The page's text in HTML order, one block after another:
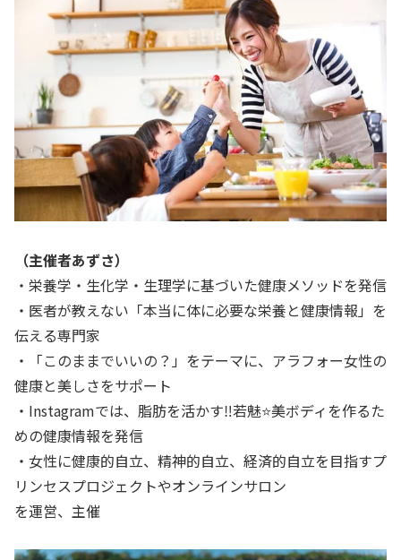
（主催者あずさ）
・栄養学・生化学・生理学に基づいた健康メソッドを発信
・医者が教えない「本当に体に必要な栄養と健康情報」を
伝える専門家
・「このままでいいの？」をテーマに、アラフォー女性の
健康と美しさをサポート
・Instagramでは、脂肪を活かす‼️若魅⭐️美ボディを作るた
めの健康情報を発信
・女性に健康的自立、精神的自立、経済的自立を目指すプ
リンセスプロジェクトやオンラインサロン
を運営、主催